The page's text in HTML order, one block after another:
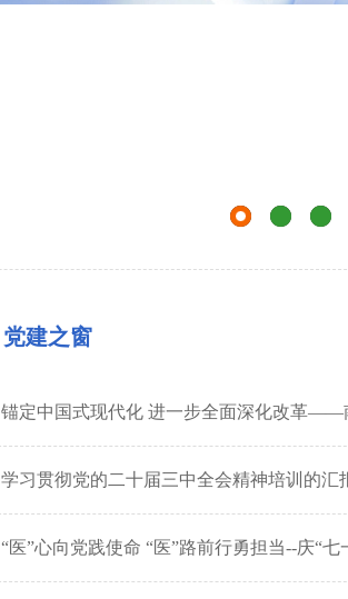
党建之窗
锚定中国式现代化 进一步全面深化改革——
学习贯彻党的二十届三中全会精神培训的汇
“医”心向党践使命 “医”路前行勇担当--庆“七